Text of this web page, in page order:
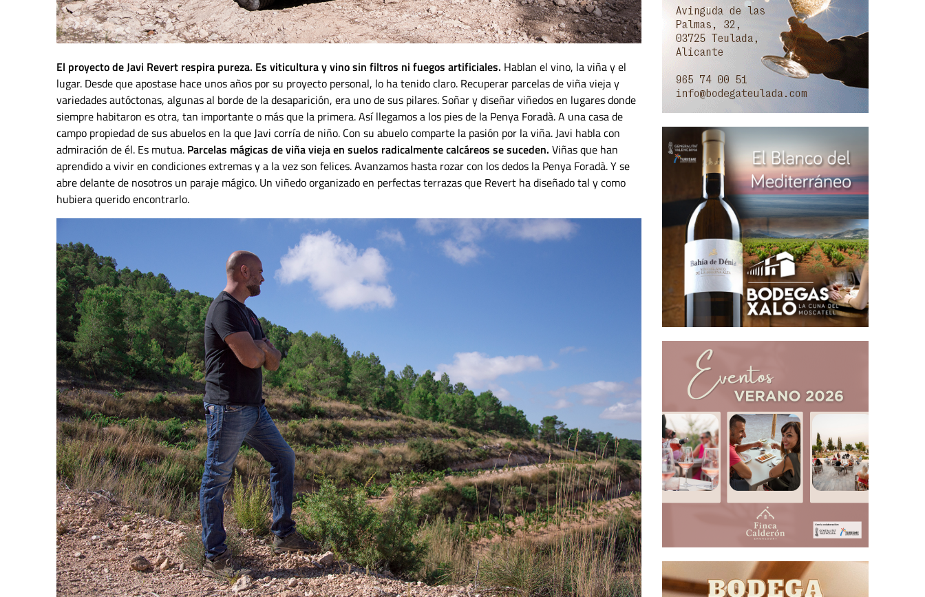
El proyecto de Javi Revert respira pureza. Es viticultura y vino sin filtros ni fuegos artificiales. Hablan el vino, la viña y el
lugar. Desde que apostase hace unos años por su proyecto personal, lo ha tenido claro. Recuperar parcelas de viña vieja y
variedades autóctonas, algunas al borde de la desaparición, era uno de sus pilares. Soñar y diseñar viñedos en lugares donde
siempre habitaron es otra, tan importante o más que la primera. Así llegamos a los pies de la Penya Foradà. A una casa de
campo propiedad de sus abuelos en la que Javi corría de niño. Con su abuelo comparte la pasión por la viña. Javi habla con
admiración de él. Es mutua. Parcelas mágicas de viña vieja en suelos radicalmente calcáreos se suceden. Viñas que han
aprendido a vivir en condiciones extremas y a la vez son felices. Avanzamos hasta rozar con los dedos la Penya Foradà. Y se
abre delante de nosotros un paraje mágico. Un viñedo organizado en perfectas terrazas que Revert ha diseñado tal y como
hubiera querido encontrarlo.